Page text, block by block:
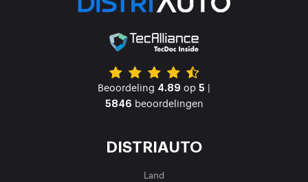
Beoordeling 4.89 op 5 |
5846 beoordelingen
DISTRIAUTO
Land